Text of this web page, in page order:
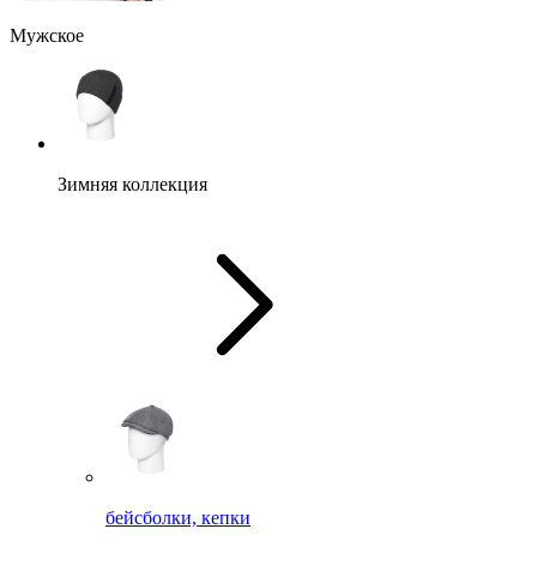
Мужское
Зимняя коллекция
бейсболки, кепки